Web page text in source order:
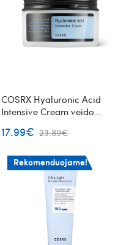
COSRX Hyaluronic Acid
Intensive Cream veido
rūgštimi
17.99€ 23.89€
Rekomenduojame!